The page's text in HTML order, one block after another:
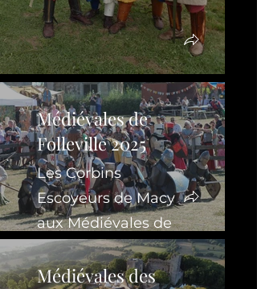
Médiévales de
Folleville 2025
Les Corbins
Escoyeurs de Macy
aux Médiévales de
Folleville 2025
Médiévales des